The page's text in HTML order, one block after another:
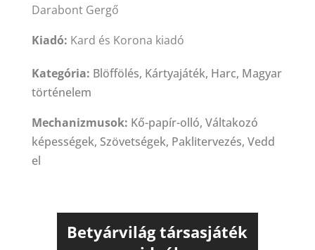
Darabont Gergő
Kiadó: Kard és Korona kiadó
Kategória: Blöffölés, Kártyajáték, Harc, Magyar
történelem​
Mechanizmusok: Kő-papír-olló, Váltakozó
képességek, Szövetségek, Paklitervezés, Vedd
el
Betyárvilág társasjáték